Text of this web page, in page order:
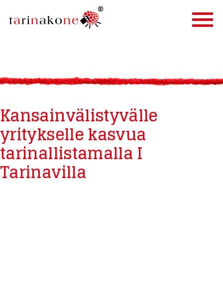
Kansainvälistyvälle
yritykselle kasvua
tarinallistamalla I
Tarinavilla
TARINALLISTAMINEN
TARINAKONE
ASIAKKAAT
BLOGI
YHTEYSTIEDOT
IN ENGLISH